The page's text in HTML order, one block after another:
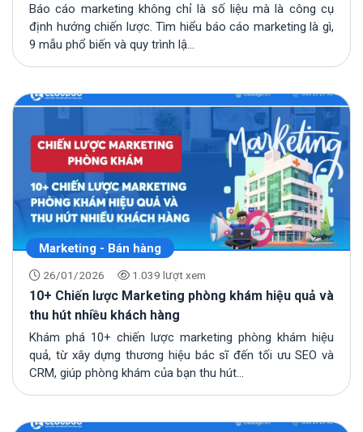
Báo cáo marketing không chỉ là số liệu mà là công cụ
định hướng chiến lược. Tìm hiểu báo cáo marketing là gì,
9 mẫu phổ biến và quy trình lậ...
Marketing - Bán hàng
26/01/2026 1.039 lượt xem
10+ Chiến lược Marketing phòng khám hiệu quả và
thu hút nhiều khách hàng
Khám phá 10+ chiến lược marketing phòng khám hiệu
quả, từ xây dựng thương hiệu bác sĩ đến tối ưu SEO và
CRM, giúp phòng khám của bạn thu hút...